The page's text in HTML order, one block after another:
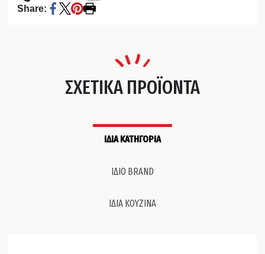
Share:
ΣΧΕΤΙΚΑ ΠΡΟΪΟΝΤΑ
ΙΔΙΑ ΚΑΤΗΓΟΡΙΑ
ΙΔΙΟ BRAND
ΙΔΙΑ ΚΟΥΖΙΝΑ